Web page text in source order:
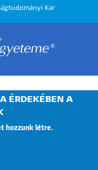
Kar
ÉRDEKÉBEN A
hozzunk létre.